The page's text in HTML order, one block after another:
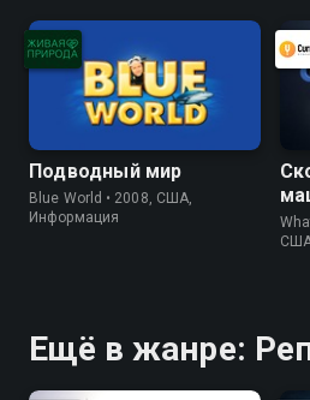
Подводный мир
Blue World • 2008, США,
Информация
Ещё в жанре: